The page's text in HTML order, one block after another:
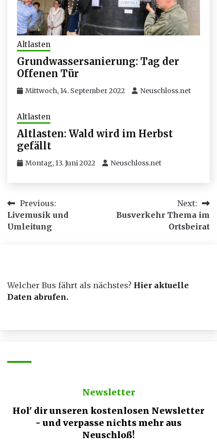
Altlasten
Grundwassersanierung: Tag der
Offenen Tür
Mittwoch, 14. September 2022 Neuschloss.net
Altlasten
Altlasten: Wald wird im Herbst
gefällt
Montag, 13. Juni 2022 Neuschloss.net
Beitragsnavigation
Previous:
Livemusik und
Umleitung
Next:
Busverkehr Thema im
Ortsbeirat
Welcher Bus fährt als nächstes? Hier aktuelle
Daten abrufen.
Newsletter
Hol' dir unseren kostenlosen Newsletter
- und verpasse nichts mehr aus
Neuschloß!